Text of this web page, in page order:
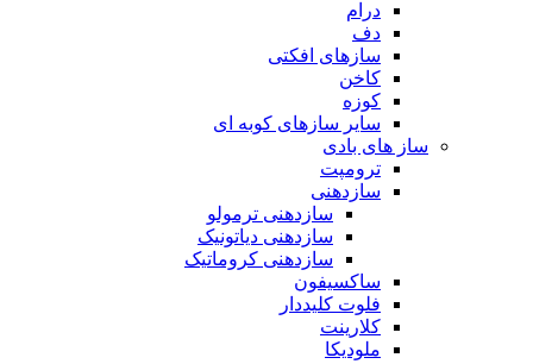
درام
دف
سازهای افکتی
کاخن
کوزه
سایر سازهای کوبه ای
ساز های بادی
ترومپت
سازدهنی
سازدهنی ترمولو
سازدهنی دیاتونیک
سازدهنی کروماتیک
ساکسیفون
فلوت کلیددار
کلارینت
ملودیکا